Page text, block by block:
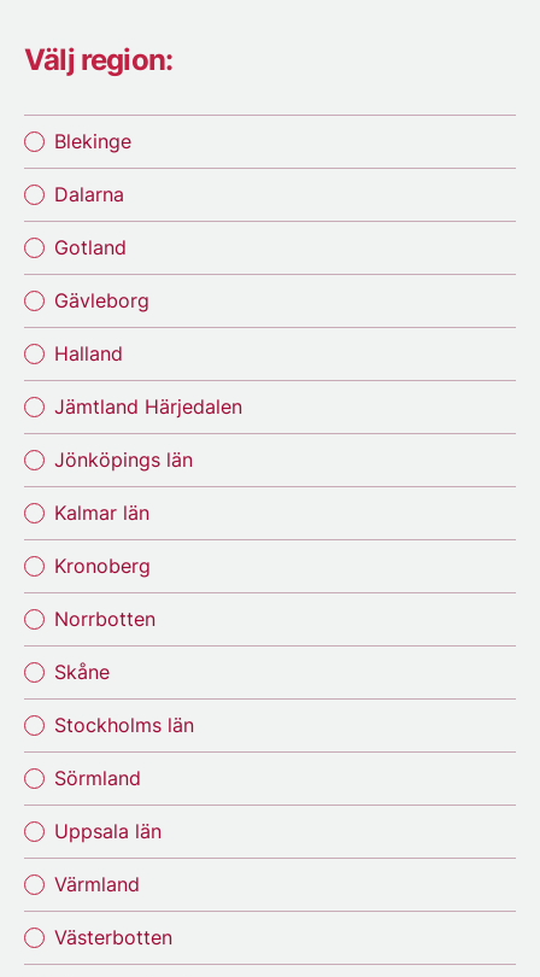
Välj region:
Blekinge
Dalarna
Gotland
Gävleborg
Halland
Jämtland Härjedalen
Jönköpings län
Kalmar län
Kronoberg
Norrbotten
Skåne
Stockholms län
Sörmland
Uppsala län
Värmland
Västerbotten